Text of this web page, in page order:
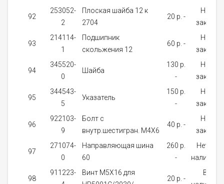
92
253052-
2
Плоская шайба 12 к
2704
20 p. -
На
заказ
93
214114-
1
Подшипник
скольжения 12
60 p. -
На
заказ
94
345520-
0
Шайба
130 p.
-
На
заказ
95
344543-
5
Указатель
150 p.
-
На
заказ
96
922103-
9
Болт с
внутр.шестигран. М4Х6
40 p. -
На
заказ
97
271074-
0
Направляющая шина
60
260 p.
-
Нет в
наличии
98
911223-
Винт M5X16 для
20 p. -
В